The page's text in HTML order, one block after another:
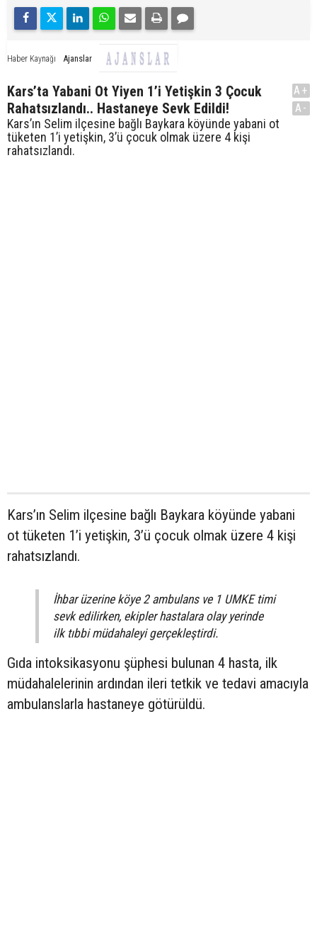
Haber Kaynağı Ajanslar
Kars’ta Yabani Ot Yiyen 1’i Yetişkin 3 Çocuk
Rahatsızlandı.. Hastaneye Sevk Edildi!
Kars’ın Selim ilçesine bağlı Baykara köyünde yabani ot
tüketen 1’i yetişkin, 3’ü çocuk olmak üzere 4 kişi
rahatsızlandı.
A+
A-
Kars’ın Selim ilçesine bağlı Baykara köyünde yabani
ot tüketen 1’i yetişkin, 3’ü çocuk olmak üzere 4 kişi
rahatsızlandı.
İhbar üzerine köye 2 ambulans ve 1 UMKE timi
sevk edilirken, ekipler hastalara olay yerinde
ilk tıbbi müdahaleyi gerçekleştirdi.
Gıda intoksikasyonu şüphesi bulunan 4 hasta, ilk
müdahalelerinin ardından ileri tetkik ve tedavi amacıyla
ambulanslarla hastaneye götürüldü.